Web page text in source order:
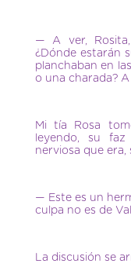
— A ver,
¿Dónde estarán
planchaban en
o una charada? A
Mi tía Rosa
leyendo, su
nerviosa que era,
— Este es un
culpa no es de
La discusión se